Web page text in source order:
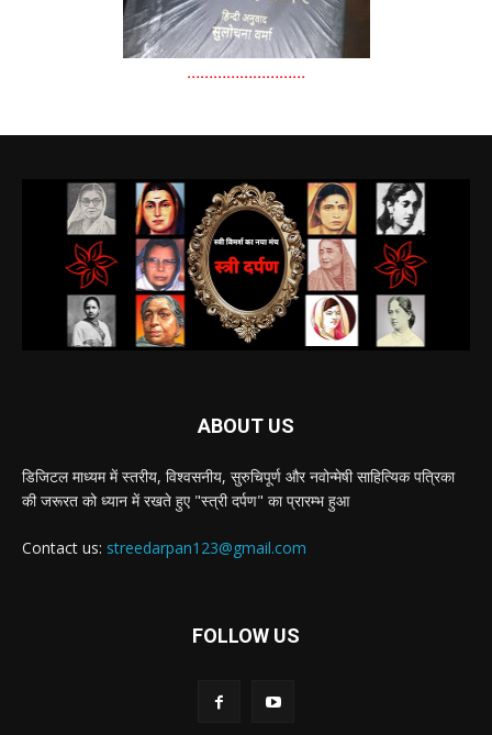
………………………
ABOUT US
डिजिटल माध्यम में स्तरीय, विश्वसनीय, सुरुचिपूर्ण और नवोन्मेषी साहित्यिक पत्रिका
की जरूरत को ध्यान में रखते हुए "स्त्री दर्पण" का प्रारम्भ हुआ
Contact us: streedarpan123@gmail.com
FOLLOW US